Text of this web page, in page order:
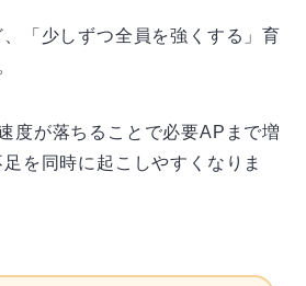
「少しずつ全員を強くする」育
度が落ちることで必要APまで増
を同時に起こしやすくなりま